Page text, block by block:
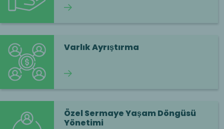
Varlık Ayrıştırma
Özel Sermaye Yaşam Döngüsü
Yönetimi